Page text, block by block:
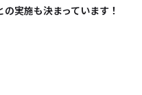
実施も決まっています！